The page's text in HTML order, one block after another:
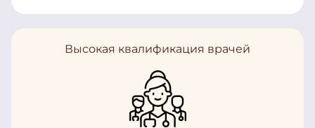
Высокая квалификация врачей